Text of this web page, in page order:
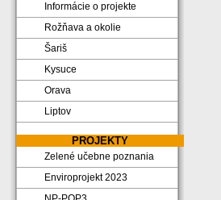
Informácie o projekte
Rožňava a okolie
Šariš
Kysuce
Orava
Liptov
PROJEKTY
Zelené učebne poznania
Enviroprojekt 2023